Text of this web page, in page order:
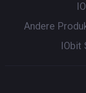
Andere
IObit